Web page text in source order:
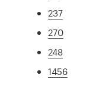
237
270
248
1456